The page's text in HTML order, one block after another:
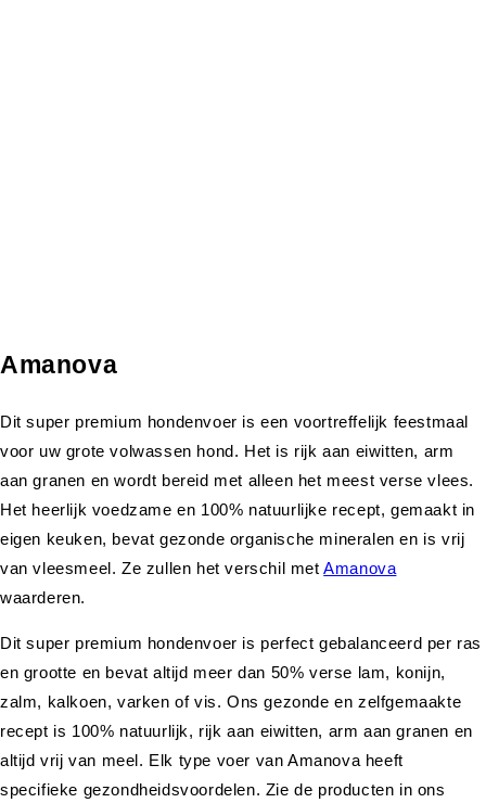
Amanova
Dit super premium hondenvoer is een voortreffelijk feestmaal
voor uw grote volwassen hond. Het is rijk aan eiwitten, arm
aan granen en wordt bereid met alleen het meest verse vlees.
Het heerlijk voedzame en 100% natuurlijke recept, gemaakt in
eigen keuken, bevat gezonde organische mineralen en is vrij
van vleesmeel. Ze zullen het verschil metAmanova
waarderen.
Dit super premium hondenvoer is perfect gebalanceerd per ras
en grootte en bevat altijd meer dan 50% verse lam, konijn,
zalm, kalkoen, varken of vis. Ons gezonde en zelfgemaakte
recept is 100% natuurlijk, rijk aan eiwitten, arm aan granen en
altijd vrij van meel. Elk type voer van Amanova heeft
specifieke gezondheidsvoordelen. Zie de producten in ons